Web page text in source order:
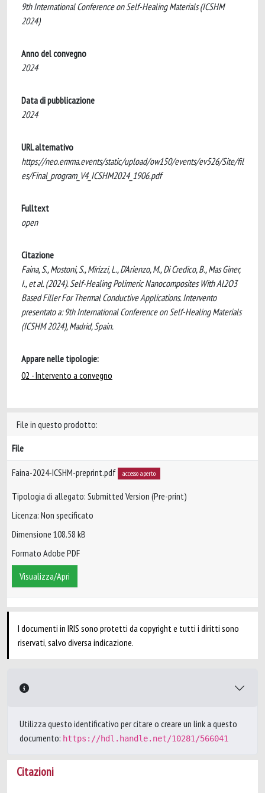
9th International Conference on Self-Healing Materials (ICSHM
2024)
Anno del convegno
2024
Data di pubblicazione
2024
URL alternativo
https://neo.emma.events/static/upload/ow150/events/ev526/Site/fil
es/Final_program_V4_ICSHM2024_1906.pdf
Fulltext
open
Citazione
Faina, S., Mostoni, S., Mirizzi, L., D'Arienzo, M., Di Credico, B., Mas Giner,
I., et al. (2024). Self-Healing Polimeric Nanocomposites With Al2O3
Based Filler For Thermal Conductive Applications. Intervento
presentato a: 9th International Conference on Self-Healing Materials
(ICSHM 2024), Madrid, Spain.
Appare nelle tipologie:
02 - Intervento a convegno
File in questo prodotto:
File
Faina-2024-ICSHM-preprint.pdf accesso aperto
Tipologia di allegato: Submitted Version (Pre-print)
Licenza: Non specificato
Dimensione 108.58 kB
Formato Adobe PDF
Visualizza/Apri
I documenti in IRIS sono protetti da copyright e tutti i diritti sono
riservati, salvo diversa indicazione.
Utilizza questo identificativo per citare o creare un link a questo
documento: https://hdl.handle.net/10281/566041
Citazioni